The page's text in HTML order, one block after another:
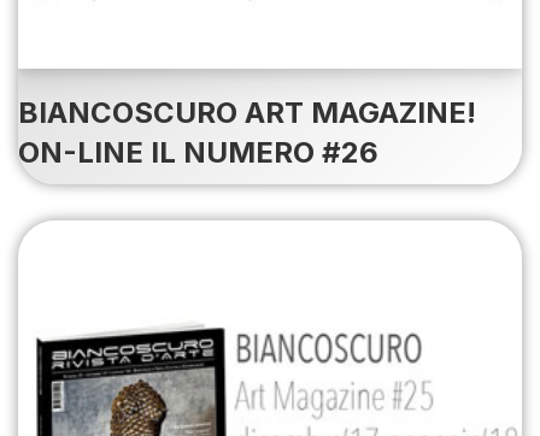
BIANCOSCURO ART MAGAZINE!
ON-LINE IL NUMERO #26